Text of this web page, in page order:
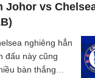
Johor vs
nghiêng hẳn
đấu này cũng
bàn thắng